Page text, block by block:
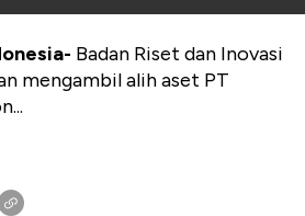
Badan Riset dan Inovasi
mengambil alih aset PT